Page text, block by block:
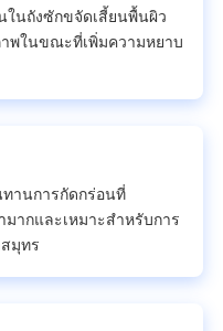
นถังซักขจัดเสี้ยนพื้นผิว
พในขณะที่เพิ่มความหยาบ
านการกัดกร่อนที่
ากและเหมาะสําหรับการ
มุทร